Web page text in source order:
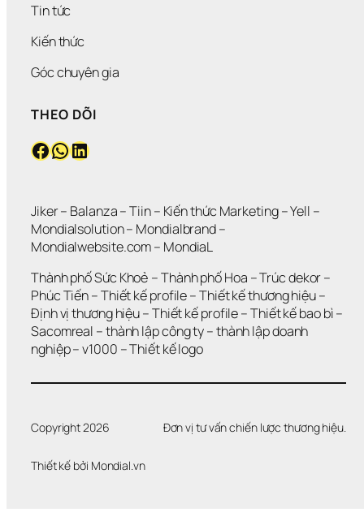
Tin tức
Kiến thức
Góc chuyên gia
THEO DÕI
Facebook WhatsApp LinkedIn
Jiker – Balanza – Tiin – Kiến thức Marketing – Yell
Mondialsolution – Mondialbrand
Mondialwebsite.com – MondiaL
Thành phố Sức Khoẻ – Thành phố Hoa – Trúc dekor
Phúc Tiến – Thiết kế profile – Thiết kế thương hiệu
Định vị thương hiệu – Thiết kế profile – Thiết kế bao bì
Sacomreal – thành lập công ty – thành lập doanh
nghiệp – v1000 – Thiết kế logo
Copyright 2026 Đơn vị tư vấn chiến lược thương hiệu.
Thiết kế bởi Mondial.vn